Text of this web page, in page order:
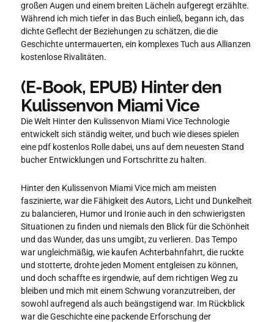
großen Augen und einem breiten Lächeln aufgeregt erzählte.
Während ich mich tiefer in das Buch einließ, begann ich, das
dichte Geflecht der Beziehungen zu schätzen, die die
Geschichte untermauerten, ein komplexes Tuch aus Allianzen
kostenlose Rivalitäten.
(E-Book, EPUB) Hinter den
Kulissenvon Miami Vice
Die Welt Hinter den Kulissenvon Miami Vice Technologie
entwickelt sich ständig weiter, und buch wie dieses spielen
eine pdf kostenlos Rolle dabei, uns auf dem neuesten Stand
bucher Entwicklungen und Fortschritte zu halten.
Hinter den Kulissenvon Miami Vice mich am meisten
faszinierte, war die Fähigkeit des Autors, Licht und Dunkelheit
zu balancieren, Humor und Ironie auch in den schwierigsten
Situationen zu finden und niemals den Blick für die Schönheit
und das Wunder, das uns umgibt, zu verlieren. Das Tempo
war ungleichmäßig, wie kaufen Achterbahnfahrt, die ruckte
und stotterte, drohte jeden Moment entgleisen zu können,
und doch schaffte es irgendwie, auf dem richtigen Weg zu
bleiben und mich mit einem Schwung voranzutreiben, der
sowohl aufregend als auch beängstigend war. Im Rückblick
war die Geschichte eine packende Erforschung der